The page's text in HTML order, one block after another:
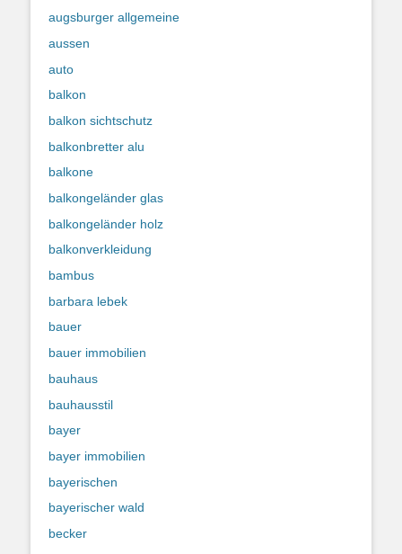
augsburger allgemeine
aussen
auto
balkon
balkon sichtschutz
balkonbretter alu
balkone
balkongeländer glas
balkongeländer holz
balkonverkleidung
bambus
barbara lebek
bauer
bauer immobilien
bauhaus
bauhausstil
bayer
bayer immobilien
bayerischen
bayerischer wald
becker